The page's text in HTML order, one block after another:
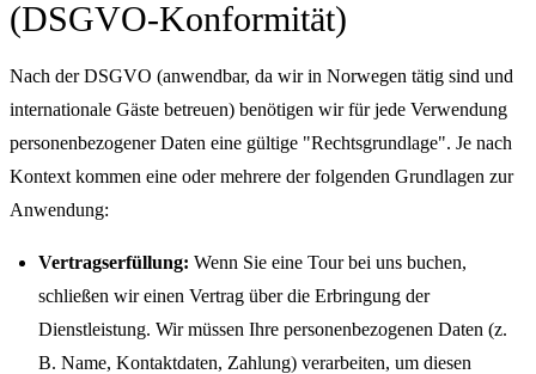
(DSGVO-Konformität)
Nach der DSGVO (anwendbar, da wir in Norwegen tätig sind und
internationale Gäste betreuen) benötigen wir für jede Verwendung
personenbezogener Daten eine gültige "Rechtsgrundlage". Je nach
Kontext kommen eine oder mehrere der folgenden Grundlagen zur
Anwendung:
Vertragserfüllung: Wenn Sie eine Tour bei uns buchen,
schließen wir einen Vertrag über die Erbringung der
Dienstleistung. Wir müssen Ihre personenbezogenen Daten (z.
B. Name, Kontaktdaten, Zahlung) verarbeiten, um diesen